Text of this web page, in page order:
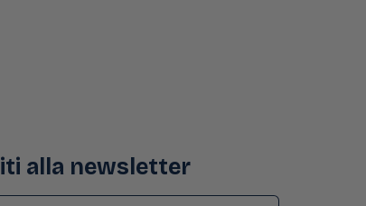
alla newsletter